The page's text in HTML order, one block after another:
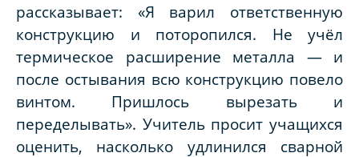
рассказывает: «Я варил ответственную
конструкцию и поторопился. Не учёл
термическое расширение металла — и
после остывания всю конструкцию повело
винтом. Пришлось вырезать и
переделывать». Учитель просит учащихся
оценить, насколько удлинился сварной